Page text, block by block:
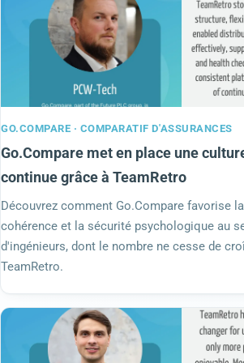
GO.COMPARE · COMPARATIF D'ASSURANCES
Go.Compare met en place une
continue grâce à TeamRetro
Découvrez comment Go.Compare favorise
cohérence et la sécurité psychologique au
d'ingénieurs, dont le nombre ne cesse de
TeamRetro.